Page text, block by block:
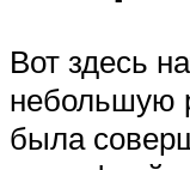
Вот здесь
небольшую
была